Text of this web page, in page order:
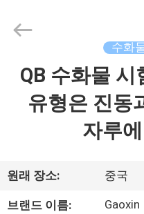
우
Ltd.，.
Developed
수화
QB 수화물 시
유형은 진동
자루
원래 장소: 중국
브랜드 이름: Gaoxin